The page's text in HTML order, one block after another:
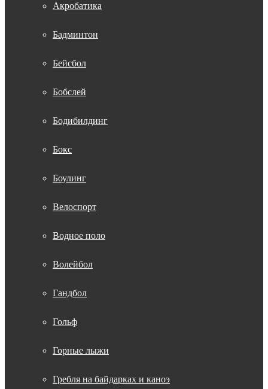
Акробатика
Бадминтон
Бейсбол
Бобслей
Бодибилдинг
Бокс
Боулинг
Велоспорт
Водное поло
Волейбол
Гандбол
Гольф
Горные лыжи
Гребля на байдарках и каноэ